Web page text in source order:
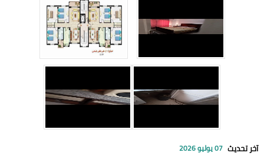
آخر تحديث 07 يوليو 2026